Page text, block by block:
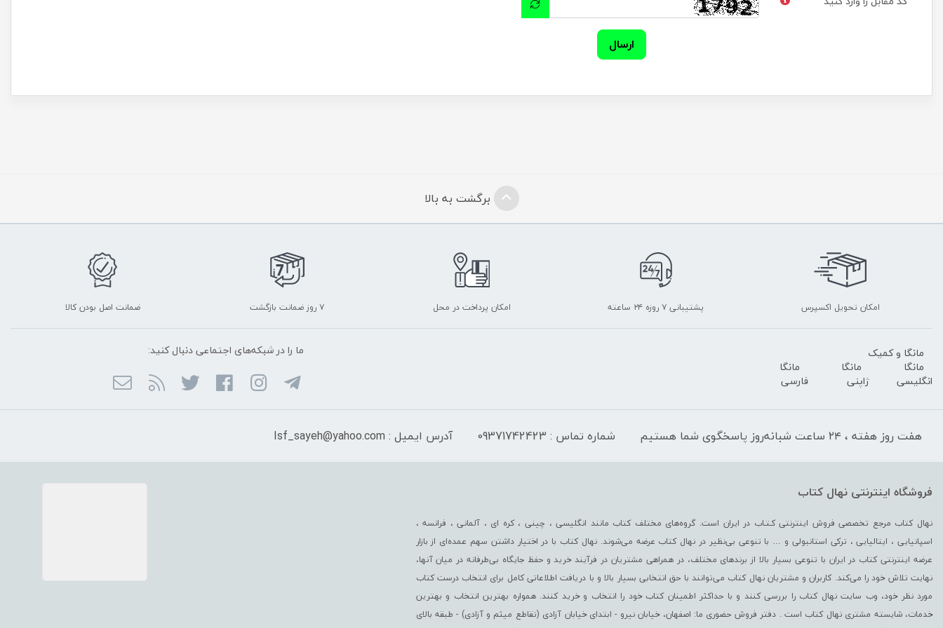
ارسال
برگشت به بالا
امکان تحویل اکسپرس پشتیبانی ۷ روزه ۲۴ ساعته امکان پرداخت در محل ۷ روز ضمانت بازگشت ضمانت اصل بودن کالا
مانگا و کمیک
مانگا
انگلیسی
مانگا
ژاپنی
مانگا
فارسی
ما را در شبکه‌های اجتماعی دنبال کنید:
هفت روز هفته ، ۲۴ ساعت شبانه‌روز پاسخگوی شما هستیم شماره تماس : 09371742423 آدرس ایمیل : Isf_sayeh@yahoo.com
فروشگاه اینترنتی نهال کتاب
نهال کتاب مرجع تخصصی فروش اینترنتی کـتـاب در ایران است. گروه‏‏‌های مختلف کتاب مانند انگلیسی ، چینی ، کره ای ، آلمانی ، فرانسه ،
اسپانیایی ، ایتالیایی ، ترکی استانبولی و … با تنوعی بی‌نظیر در نهال کتاب عرضه می‏‏‏‌شوند. نهال کتاب با در اختیار داشتن سهم عمده‏‌ای از بازار
عرضه اینترنتی کتاب در ایران با تنوعی بسیار بالا از برندهای مختلف، در همراهی مشتریان در فرآیند خرید و حفظ جایگاه بی‏‏‏‌طرفانه در میان آنها،
نهایت تلاش خود را می‌‏‏کند. کاربران و مشتریان نهال کتاب می‏‏‌توانند با حق انتخابی بسیار بالا و با دریافت اطلاعاتی کامل برای انتخاب درست کتاب
مورد نظر خود، وب سایت نهال کتاب را بررسی کنند و با حداکثر اطمینان کتاب خود را انتخاب و خرید کنند. همواره بهترین انتخاب و بهترین
خدمات، شایسته مشتری نهال کتاب است . دفتر فروش حضوری ما: اصفهان، خیابان نیرو - ابتدای خیابان آزادی (تقاطع میثم و آزادی) - طبقه بالای